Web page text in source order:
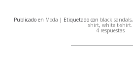
Publicado en Moda | Etiquetado con black sandals,
shirt, white t-shirt
4 respuestas